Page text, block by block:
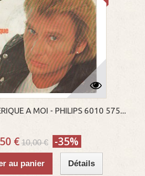
A MOI - PHILIPS 6010 575...
€ 10,00 € -35%
au panier Détails